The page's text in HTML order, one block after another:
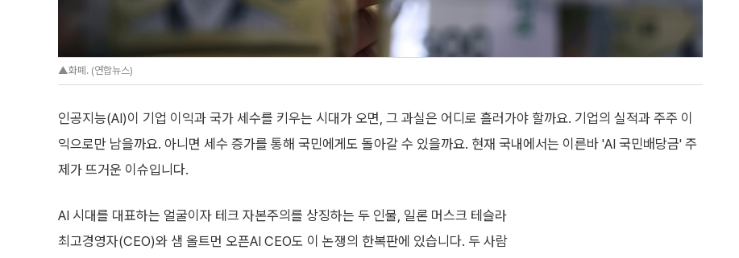
▲화폐. (연합뉴스)
인공지능(AI)이 기업 이익과 국가 세수를 키우는 시대가 오면, 그 과실은 어디로 흘러가야 할까요. 기업의 실적과 주주 이
익으로만 남을까요. 아니면 세수 증가를 통해 국민에게도 돌아갈 수 있을까요. 현재 국내에서는 이른바 'AI 국민배당금' 주
제가 뜨거운 이슈입니다.
AI 시대를 대표하는 얼굴이자 테크 자본주의를 상징하는 두 인물, 일론 머스크 테슬라
최고경영자(CEO)와 샘 올트먼 오픈AI CEO도 이 논쟁의 한복판에 있습니다. 두 사람